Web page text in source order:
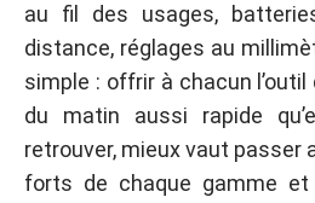
au fil des usages,
distance, réglages au
simple : offrir à chacun
du matin aussi rapide
retrouver, mieux vaut passer
forts de chaque gamme